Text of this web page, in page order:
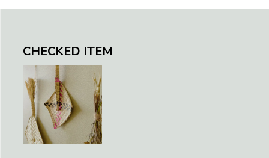
CHECKED ITEM